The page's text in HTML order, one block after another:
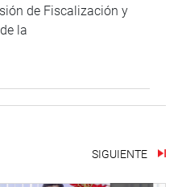
de Fiscalización y
la
SIGUIENTE